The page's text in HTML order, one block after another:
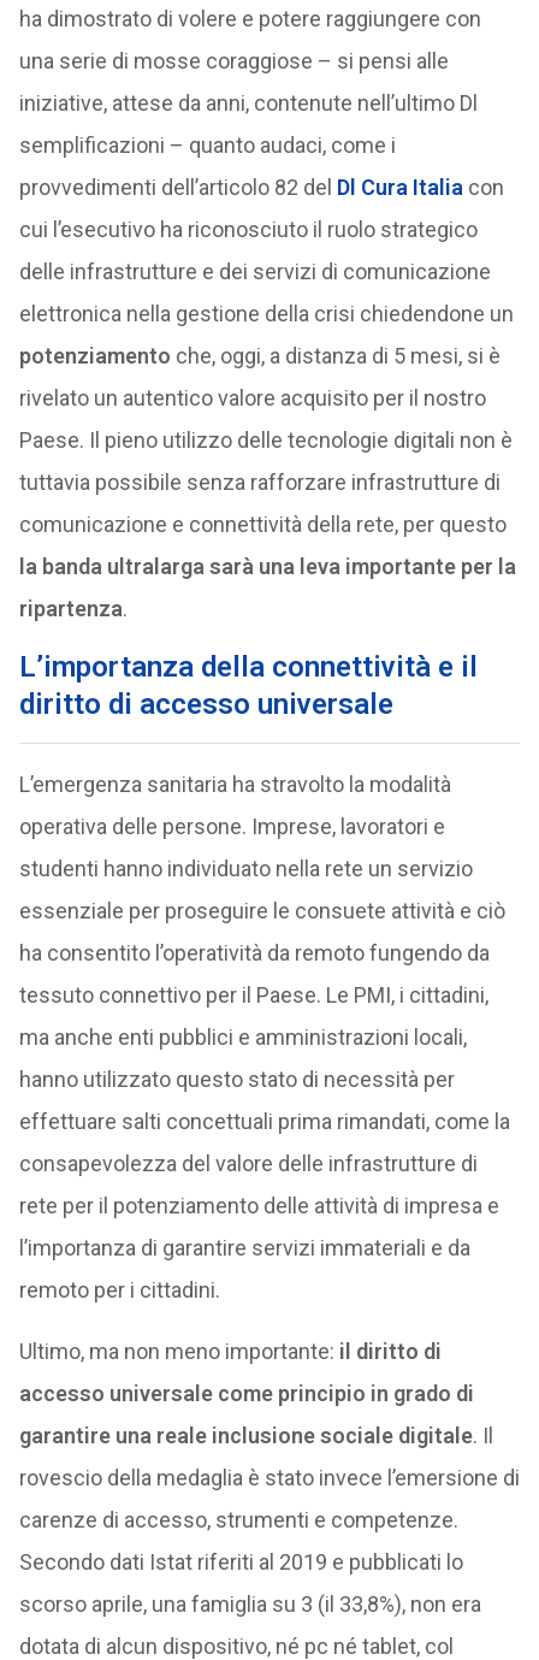
ha dimostrato di volere e potere raggiungere con
una serie di mosse coraggiose – si pensi alle
iniziative, attese da anni, contenute nell’ultimo Dl
semplificazioni – quanto audaci, come i
provvedimenti dell’articolo 82 del Dl Cura Italia con
cui l’esecutivo ha riconosciuto il ruolo strategico
delle infrastrutture e dei servizi di comunicazione
elettronica nella gestione della crisi chiedendone un
potenziamento che, oggi, a distanza di 5 mesi, si è
rivelato un autentico valore acquisito per il nostro
Paese. Il pieno utilizzo delle tecnologie digitali non è
tuttavia possibile senza rafforzare infrastrutture di
comunicazione e connettività della rete, per questo
la banda ultralarga sarà una leva importante per la
ripartenza.
L’importanza della connettività e il
diritto di accesso universale
L’emergenza sanitaria ha stravolto la modalità
operativa delle persone. Imprese, lavoratori e
studenti hanno individuato nella rete un servizio
essenziale per proseguire le consuete attività e ciò
ha consentito l’operatività da remoto fungendo da
tessuto connettivo per il Paese. Le PMI, i cittadini,
ma anche enti pubblici e amministrazioni locali,
hanno utilizzato questo stato di necessità per
effettuare salti concettuali prima rimandati, come la
consapevolezza del valore delle infrastrutture di
rete per il potenziamento delle attività di impresa e
l’importanza di garantire servizi immateriali e da
remoto per i cittadini.
Ultimo, ma non meno importante: il diritto di
accesso universale come principio in grado di
garantire una reale inclusione sociale digitale. Il
rovescio della medaglia è stato invece l’emersione di
carenze di accesso, strumenti e competenze.
Secondo dati Istat riferiti al 2019 e pubblicati lo
scorso aprile, una famiglia su 3 (il 33,8%), non era
dotata di alcun dispositivo, né pc né tablet, col